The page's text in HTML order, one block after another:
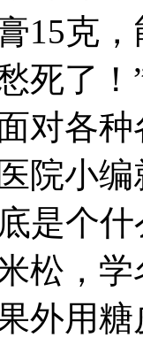
15克
死了
对各
院小
是个
松，
外用